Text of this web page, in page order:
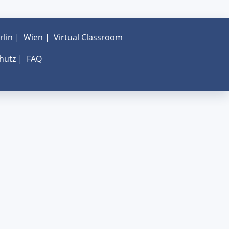
| Wien | Virtual Classroom
| FAQ